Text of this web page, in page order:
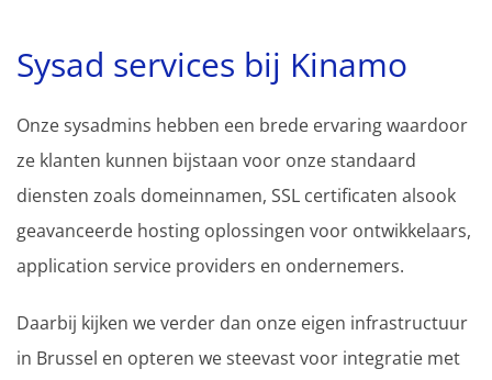
Sysad services bij Kinamo
Onze sysadmins hebben een brede ervaring waardoor
ze klanten kunnen bijstaan voor onze standaard
diensten zoals domeinnamen, SSL certificaten alsook
geavanceerde hosting oplossingen voor ontwikkelaars,
application service providers en ondernemers.
Daarbij kijken we verder dan onze eigen infrastructuur
in Brussel en opteren we steevast voor integratie met